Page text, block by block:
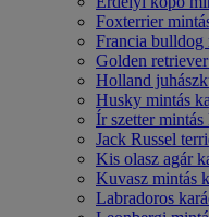
Foxterrier
Francia bulldog
Golden
Holland
Husky mintás
Ír szetter
Jack Russel
Kis olasz agár
Kuvasz mintás
Labradoros